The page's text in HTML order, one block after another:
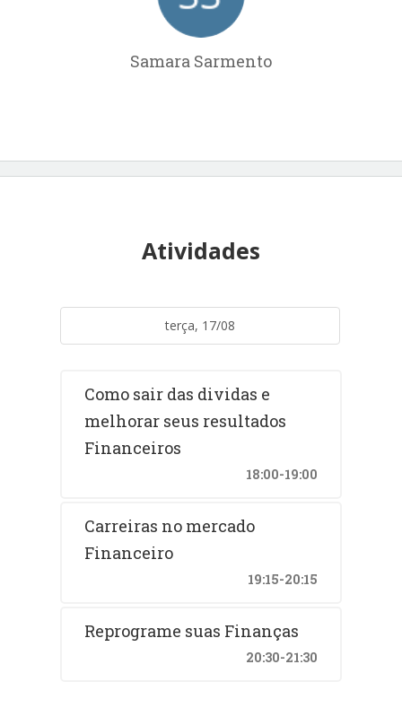
Samara Sarmento
Atividades
terça, 17/08
Como sair das dividas e
melhorar seus resultados
Financeiros
18:00-19:00
Carreiras no mercado
Financeiro
19:15-20:15
Reprograme suas Finanças
20:30-21:30